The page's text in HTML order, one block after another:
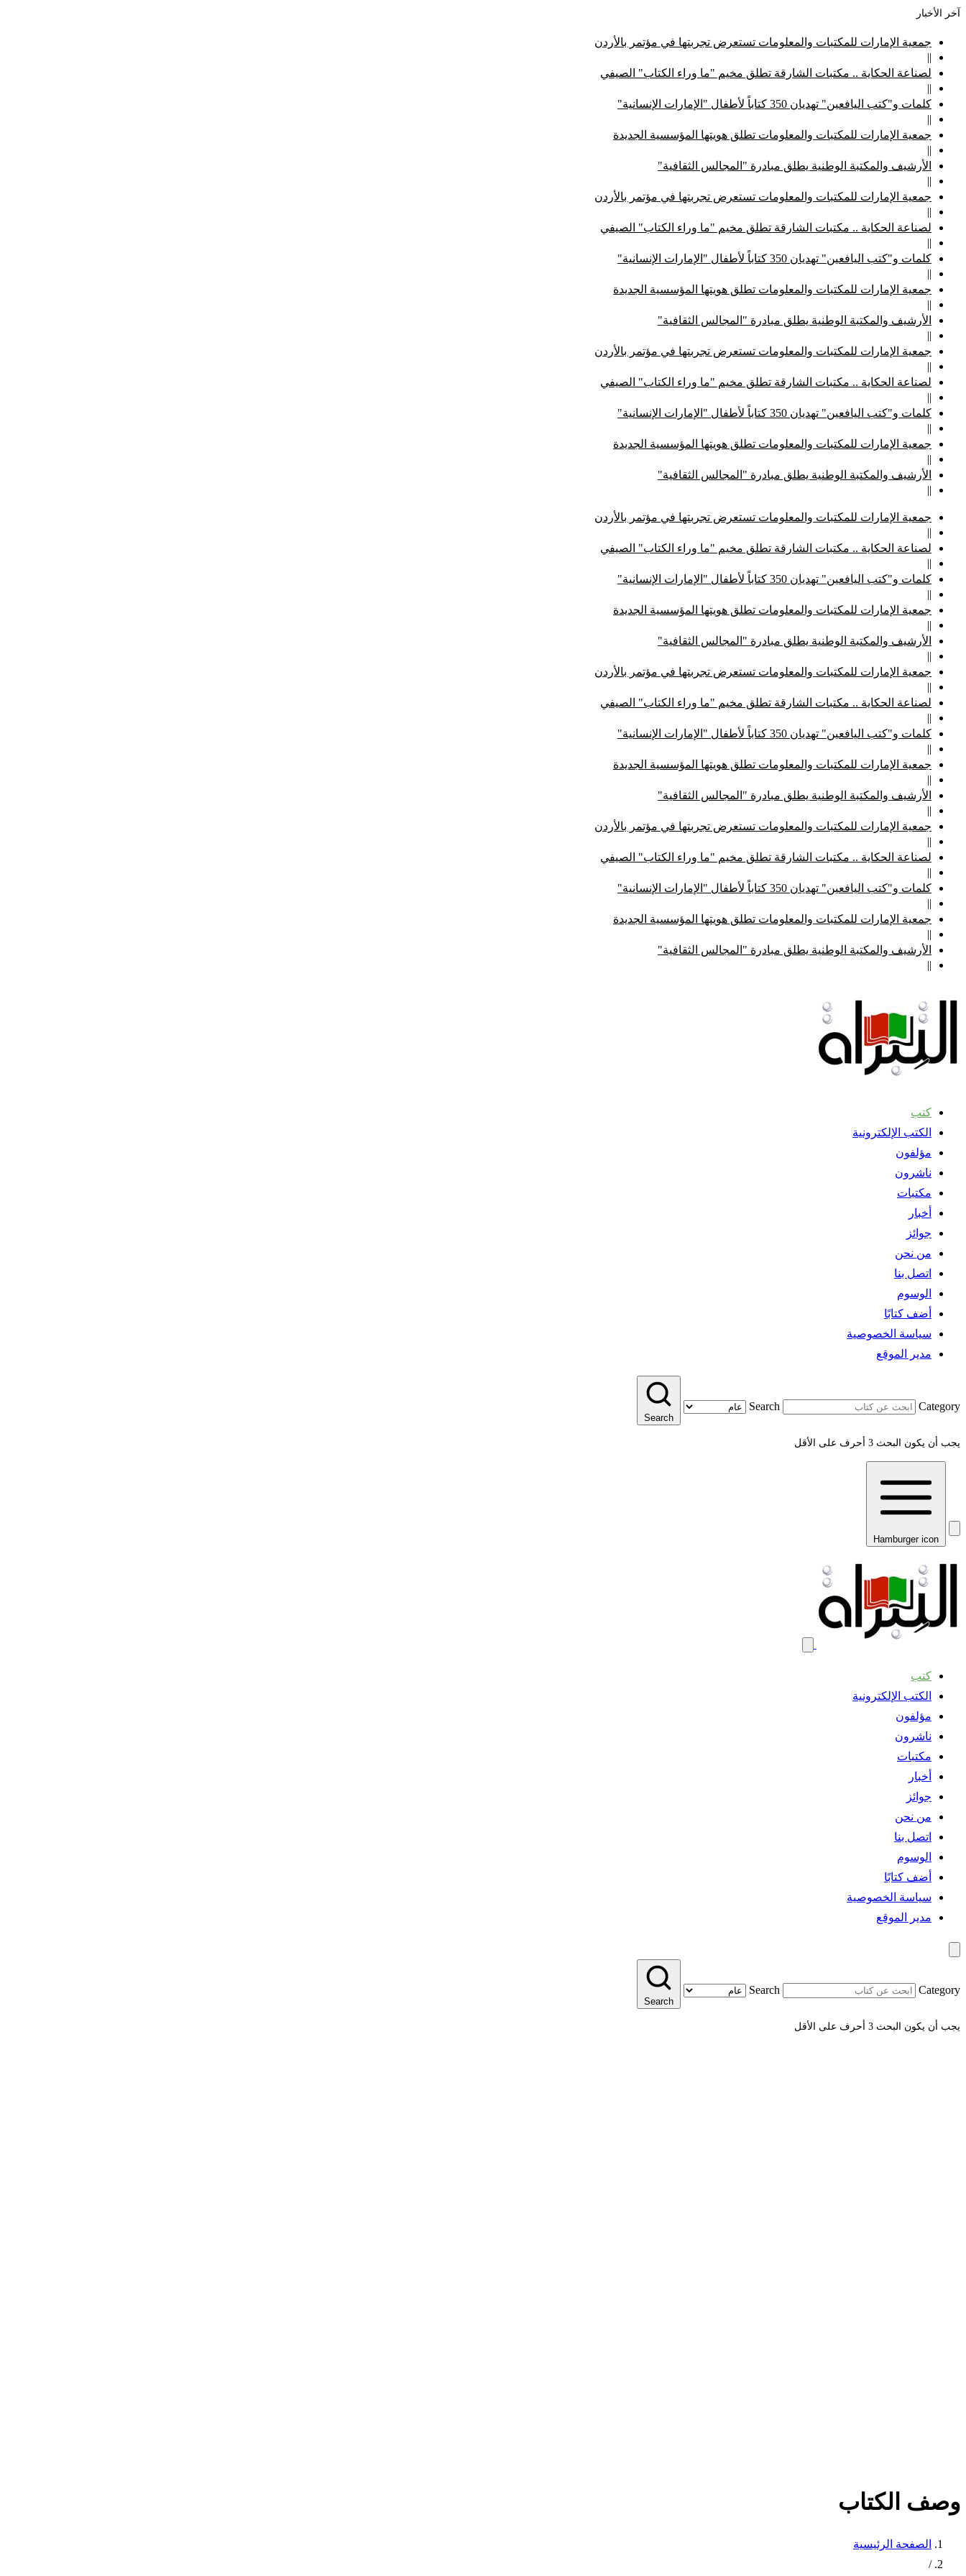
آخر الأخبار
جمعية الإمارات للمكتبات والمعلومات تستعرض تجربتها في مؤتمر بالأردن
||
لصناعة الحكاية .. مكتبات الشارقة تطلق مخيم "ما وراء الكتاب" الصيفي
||
كلمات و"كتب اليافعين" تهديان 350 كتاباً لأطفال "الإمارات الإنسانية"
||
جمعية الإمارات للمكتبات والمعلومات تطلق هويتها المؤسسية الجديدة
||
الأرشيف والمكتبة الوطنية يطلق مبادرة "المجالس الثقافية"
||
جمعية الإمارات للمكتبات والمعلومات تستعرض تجربتها في مؤتمر بالأردن
||
لصناعة الحكاية .. مكتبات الشارقة تطلق مخيم "ما وراء الكتاب" الصيفي
||
كلمات و"كتب اليافعين" تهديان 350 كتاباً لأطفال "الإمارات الإنسانية"
||
جمعية الإمارات للمكتبات والمعلومات تطلق هويتها المؤسسية الجديدة
||
الأرشيف والمكتبة الوطنية يطلق مبادرة "المجالس الثقافية"
||
جمعية الإمارات للمكتبات والمعلومات تستعرض تجربتها في مؤتمر بالأردن
||
لصناعة الحكاية .. مكتبات الشارقة تطلق مخيم "ما وراء الكتاب" الصيفي
||
كلمات و"كتب اليافعين" تهديان 350 كتاباً لأطفال "الإمارات الإنسانية"
||
جمعية الإمارات للمكتبات والمعلومات تطلق هويتها المؤسسية الجديدة
||
الأرشيف والمكتبة الوطنية يطلق مبادرة "المجالس الثقافية"
||
جمعية الإمارات للمكتبات والمعلومات تستعرض تجربتها في مؤتمر بالأردن
||
لصناعة الحكاية .. مكتبات الشارقة تطلق مخيم "ما وراء الكتاب" الصيفي
||
كلمات و"كتب اليافعين" تهديان 350 كتاباً لأطفال "الإمارات الإنسانية"
||
جمعية الإمارات للمكتبات والمعلومات تطلق هويتها المؤسسية الجديدة
||
الأرشيف والمكتبة الوطنية يطلق مبادرة "المجالس الثقافية"
||
جمعية الإمارات للمكتبات والمعلومات تستعرض تجربتها في مؤتمر بالأردن
||
لصناعة الحكاية .. مكتبات الشارقة تطلق مخيم "ما وراء الكتاب" الصيفي
||
كلمات و"كتب اليافعين" تهديان 350 كتاباً لأطفال "الإمارات الإنسانية"
||
جمعية الإمارات للمكتبات والمعلومات تطلق هويتها المؤسسية الجديدة
||
الأرشيف والمكتبة الوطنية يطلق مبادرة "المجالس الثقافية"
||
جمعية الإمارات للمكتبات والمعلومات تستعرض تجربتها في مؤتمر بالأردن
||
لصناعة الحكاية .. مكتبات الشارقة تطلق مخيم "ما وراء الكتاب" الصيفي
||
كلمات و"كتب اليافعين" تهديان 350 كتاباً لأطفال "الإمارات الإنسانية"
||
جمعية الإمارات للمكتبات والمعلومات تطلق هويتها المؤسسية الجديدة
||
الأرشيف والمكتبة الوطنية يطلق مبادرة "المجالس الثقافية"
||
كتب
الكتب الإلكترونية
مؤلفون
ناشرون
مكتبات
أخبار
جوائز
من نحن
اتصل بنا
الوسوم
أضف كتابًا
سياسة الخصوصية
مدير الموقع
Search Category
Search
يجب أن يكون البحث 3 أحرف على الأقل
Hamburger icon
كتب
الكتب الإلكترونية
مؤلفون
ناشرون
مكتبات
أخبار
جوائز
من نحن
اتصل بنا
الوسوم
أضف كتابًا
سياسة الخصوصية
مدير الموقع
Search Category
Search
يجب أن يكون البحث 3 أحرف على الأقل
وصف الكتاب
الصفحة الرئيسية
/